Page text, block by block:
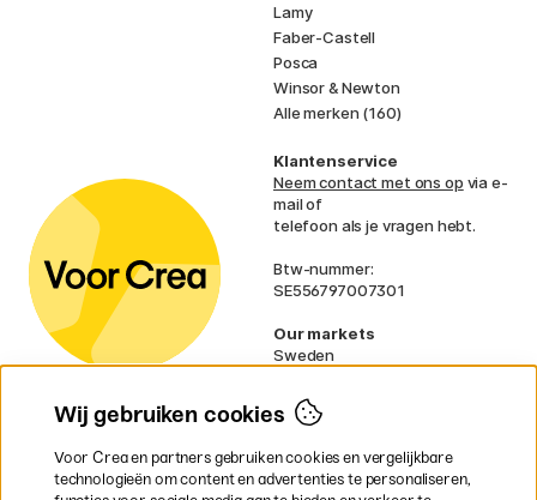
Lamy
Faber-Castell
Posca
Winsor & Newton
Alle merken (160)
Klantenservice
Neem contact met ons op via e-
mail of
telefoon als je vragen hebt.
Btw-nummer:
SE556797007301
Our markets
Sweden
Denmark
Finland
Ireland
Germany
Wij gebruiken cookies
Voor Crea en partners gebruiken cookies en vergelijkbare
technologieën om content en advertenties te personaliseren,